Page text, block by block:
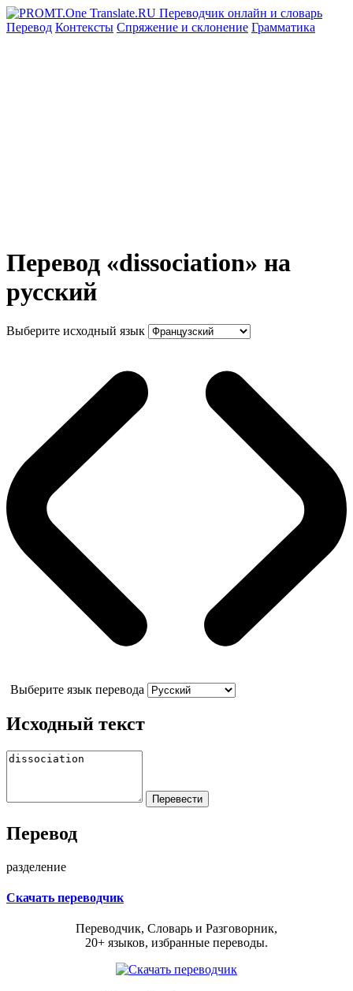
Перевод Контексты Спряжение и склонение Грамматика
Перевод «dissociation» на
русский
Выберите исходный язык
Выберите язык перевода
Исходный текст
Перевод
разделение
Скачать переводчик
Переводчик, Словарь и Разговорник,
20+ языков, избранные переводы.